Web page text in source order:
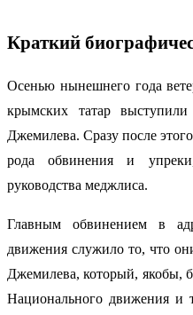
Краткий
Осенью нынешнего года
крымских татар
Джемилева. Сразу после
рода обвинения и
руководства меджлиса.
Главным обвинением в
движения служило то, что
Джемилева, который, якобы,
Национального движения и